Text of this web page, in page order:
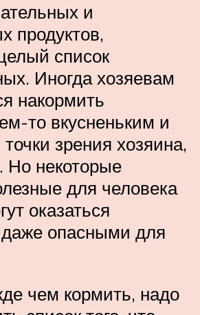
и
продуктов,
список
Иногда хозяевам
накормить
то вкусненьким и
зрения хозяина,
Но некоторые
для человека
оказаться
опасными для
чем кормить, надо